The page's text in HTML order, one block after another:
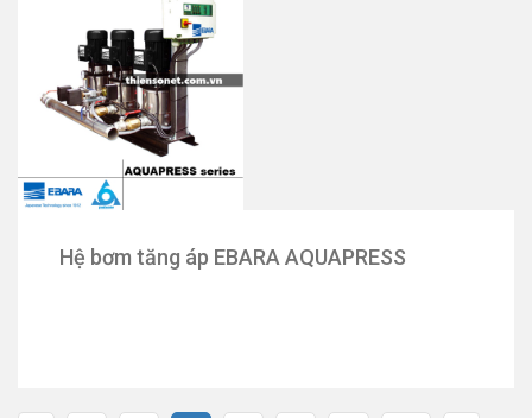
Hệ bơm tăng áp EBARA AQUAPRESS